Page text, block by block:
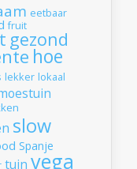
eetbaar
fruit
gezond
hoe
lekker lokaal
slow
Spanje
tuin vega